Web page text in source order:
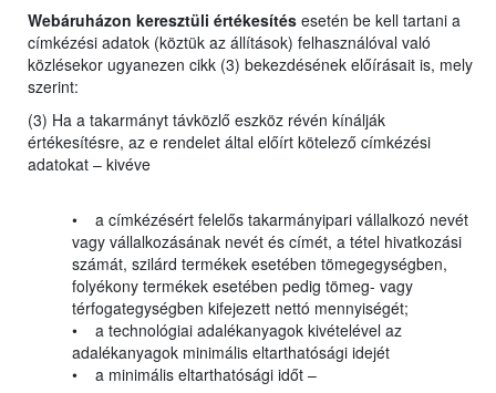
Webáruházon keresztüli értékesítés esetén be kell tartani a
címkézési adatok (köztük az állítások) felhasználóval való
közlésekor ugyanezen cikk (3) bekezdésének előírásait is, mely
szerint:
(3) Ha a takarmányt távközlő eszköz révén kínálják
értékesítésre, az e rendelet által előírt kötelező címkézési
adatokat – kivéve
• a címkézésért felelős takarmányipari vállalkozó nevét
vagy vállalkozásának nevét és címét, a tétel hivatkozási
számát, szilárd termékek esetében tömegegységben,
folyékony termékek esetében pedig tömeg- vagy
térfogategységben kifejezett nettó mennyiségét;
• a technológiai adalékanyagok kivételével az
adalékanyagok minimális eltarthatósági idejét
• a minimális eltarthatósági időt –